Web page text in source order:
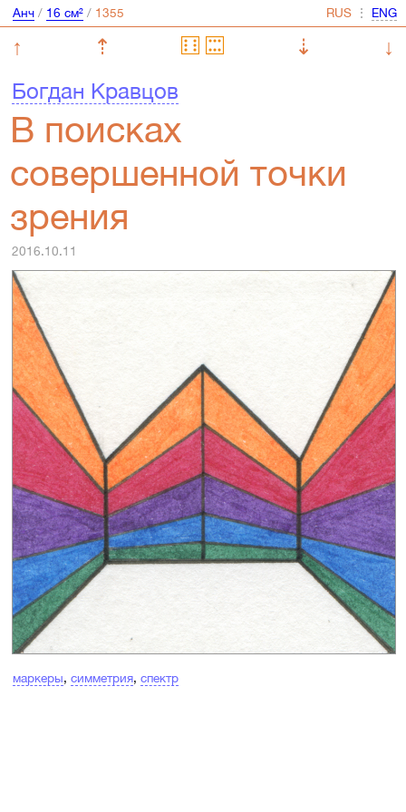
Анч/ 16 см²/ ⋮
↑ ⇡ ⇣
↓
Богдан Кравцов
В поисках
совершенной точки
зрения
2016.10.11
маркеры, симметрия, спектр